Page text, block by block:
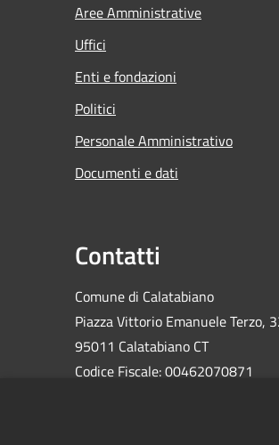
Aree Amministrative
Uffici
Enti e fondazioni
Politici
Personale Amministrativo
Documenti e dati
Contatti
Comune di Calatabiano
Piazza Vittorio Emanuele Terzo,
95011 Calatabiano CT
Codice Fiscale: 00462070871